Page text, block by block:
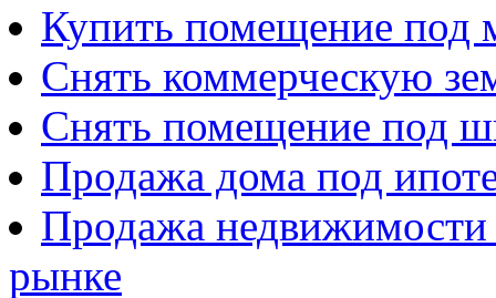
Купить помещение под
Снять коммерческую
Снять помещение под
Продажа дома под
Продажа недвижимости
рынке